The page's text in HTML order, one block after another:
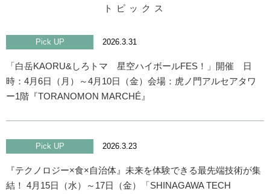
トピックス
Pick UP 2026.3.31
「白岳KAORU&しろトマ 星空ハイボールFES！」開催 日
時：4月6日（月）～4月10日（金）会場：虎ノ門アルセアタワ
ー1階『TORANOMON MARCHÉ』
Pick UP 2026.3.23
『テクノロジー×食×自治体』未来を体験できる最先端技術が集
結！ 4月15日（水）～17日（金）「SHINAGAWA TECH